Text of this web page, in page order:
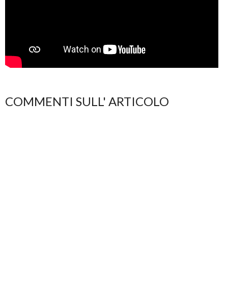
COMMENTI SULL' ARTICOLO